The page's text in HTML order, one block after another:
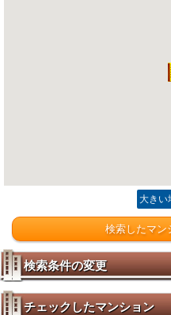
大きい
検索したマン
検索条件の変更
チェックしたマンション